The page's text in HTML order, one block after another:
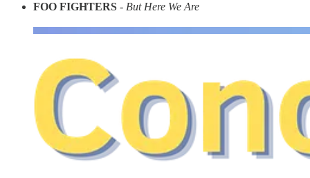
FOO FIGHTERS - But Here We Are